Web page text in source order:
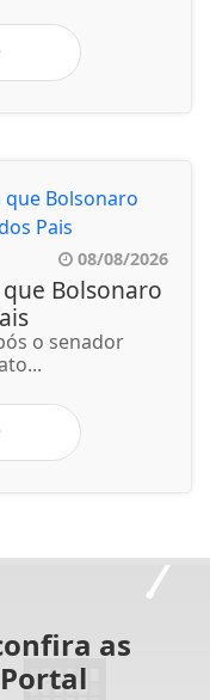
08/08/2026
Bolsonaro
o senador
as